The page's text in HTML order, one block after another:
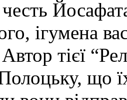
ігумена
тієї
що